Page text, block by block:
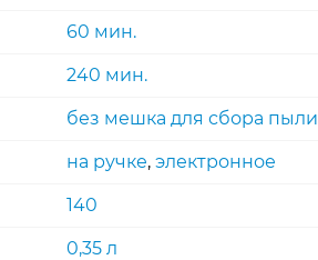
60 мин.
240 мин.
без мешка для сбора пыли
на ручке, электронное
140
0,35 л